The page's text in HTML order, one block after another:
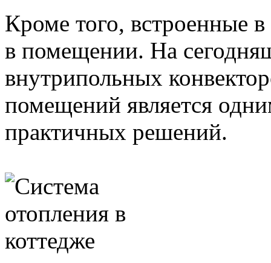
Кроме того, встроенные
в помещении. На
внутрипольных
помещений является
практичных решений.